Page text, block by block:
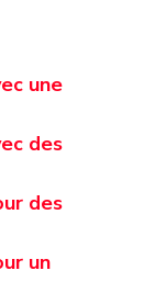
une
des
des
un